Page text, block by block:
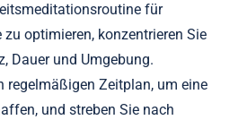
für
zu optimieren, konzentrieren Sie
Dauer und Umgebung.
regelmäßigen Zeitplan, um eine
und streben Sie nach